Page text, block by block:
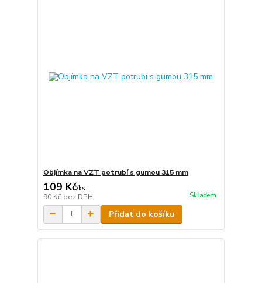
Objímka na VZT potrubí s gumou 315 mm
109 Kč/ks
90 Kč bez DPH Skladem
Přidat do košíku